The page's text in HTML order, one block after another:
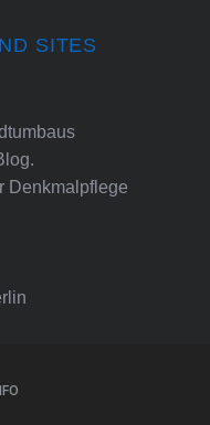
SITES
Denkmalpflege